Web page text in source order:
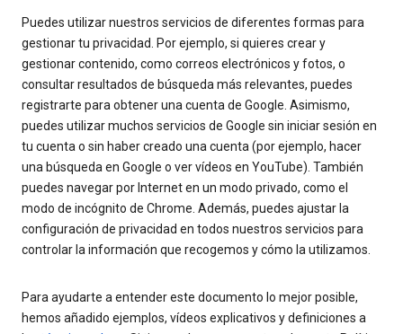
Puedes utilizar nuestros servicios de diferentes formas para
gestionar tu privacidad. Por ejemplo, si quieres crear y
gestionar contenido, como correos electrónicos y fotos, o
consultar resultados de búsqueda más relevantes, puedes
registrarte para obtener una cuenta de Google. Asimismo,
puedes utilizar muchos servicios de Google sin iniciar sesión en
tu cuenta o sin haber creado una cuenta (por ejemplo, hacer
una búsqueda en Google o ver vídeos en YouTube). También
puedes navegar por Internet en un modo privado, como el
modo de incógnito de Chrome. Además, puedes ajustar la
configuración de privacidad en todos nuestros servicios para
controlar la información que recogemos y cómo la utilizamos.
Para ayudarte a entender este documento lo mejor posible,
hemos añadido ejemplos, vídeos explicativos y definiciones a